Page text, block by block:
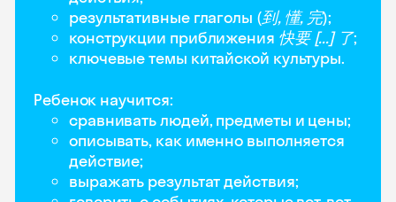
результативные глаголы (到, 懂, 完);
конструкции приближения 快要 [...] 了;
ключевые темы китайской культуры.
Ребенок научится:
сравнивать людей, предметы и цены;
описывать, как именно выполняется
действие;
выражать результат действия;